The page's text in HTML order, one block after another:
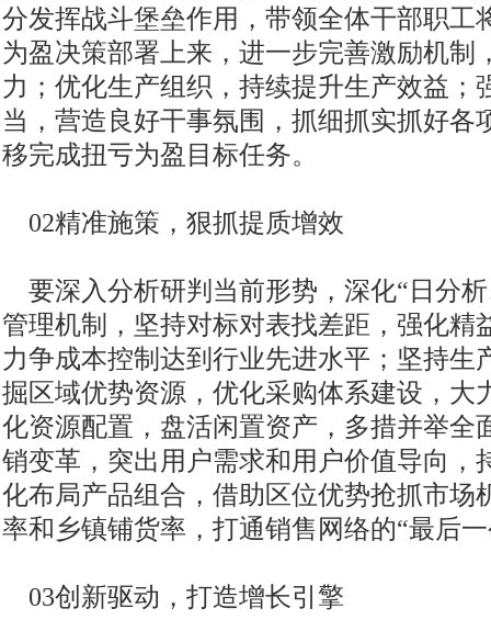
分发挥战斗堡垒作用，带领全体干部职工
为盈决策部署上来，进一步完善激励机制
力；优化生产组织，持续提升生产效益；
当，营造良好干事氛围，抓细抓实抓好各
移完成扭亏为盈目标任务。
02精准施策，狠抓提质增效
要深入分析研判当前形势，深化“日分
管理机制，坚持对标对表找差距，强化精
力争成本控制达到行业先进水平；坚持生
掘区域优势资源，优化采购体系建设，大
化资源配置，盘活闲置资产，多措并举全
销变革，突出用户需求和用户价值导向，
化布局产品组合，借助区位优势抢抓市场
率和乡镇铺货率，打通销售网络的“最后
03创新驱动，打造增长引擎